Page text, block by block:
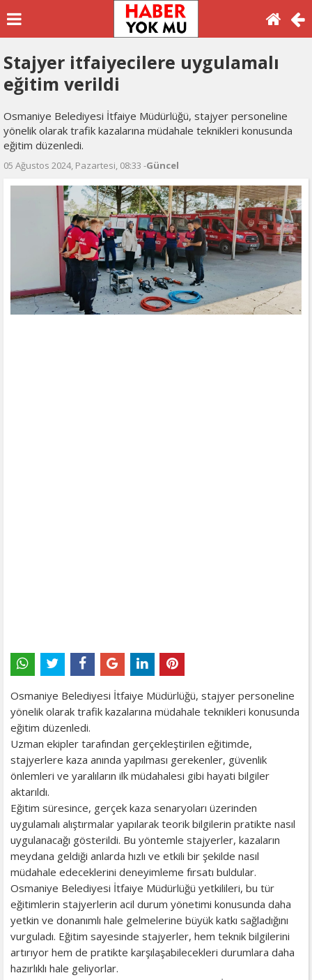
Stajyer itfaiyecilere uygulamalı
eğitim verildi
Osmaniye Belediyesi İtfaiye Müdürlüğü, stajyer personeline
yönelik olarak trafik kazalarına müdahale teknikleri konusunda
eğitim düzenledi.
05 Ağustos 2024, Pazartesi, 08:33 -Güncel
Osmaniye Belediyesi İtfaiye Müdürlüğü, stajyer personeline
yönelik olarak trafik kazalarına müdahale teknikleri konusunda
eğitim düzenledi.
Uzman ekipler tarafından gerçekleştirilen eğitimde,
stajyerlere kaza anında yapılması gerekenler, güvenlik
önlemleri ve yaralıların ilk müdahalesi gibi hayati bilgiler
aktarıldı.
Eğitim süresince, gerçek kaza senaryoları üzerinden
uygulamalı alıştırmalar yapılarak teorik bilgilerin pratikte nasıl
uygulanacağı gösterildi. Bu yöntemle stajyerler, kazaların
meydana geldiği anlarda hızlı ve etkili bir şekilde nasıl
müdahale edeceklerini deneyimleme fırsatı buldular.
Osmaniye Belediyesi İtfaiye Müdürlüğü yetkilileri, bu tür
eğitimlerin stajyerlerin acil durum yönetimi konusunda daha
yetkin ve donanımlı hale gelmelerine büyük katkı sağladığını
vurguladı. Eğitim sayesinde stajyerler, hem teknik bilgilerini
artırıyor hem de pratikte karşılaşabilecekleri durumlara daha
hazırlıklı hale geliyorlar.